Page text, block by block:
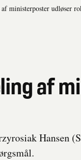
ministerposter udløser
af
Hansen